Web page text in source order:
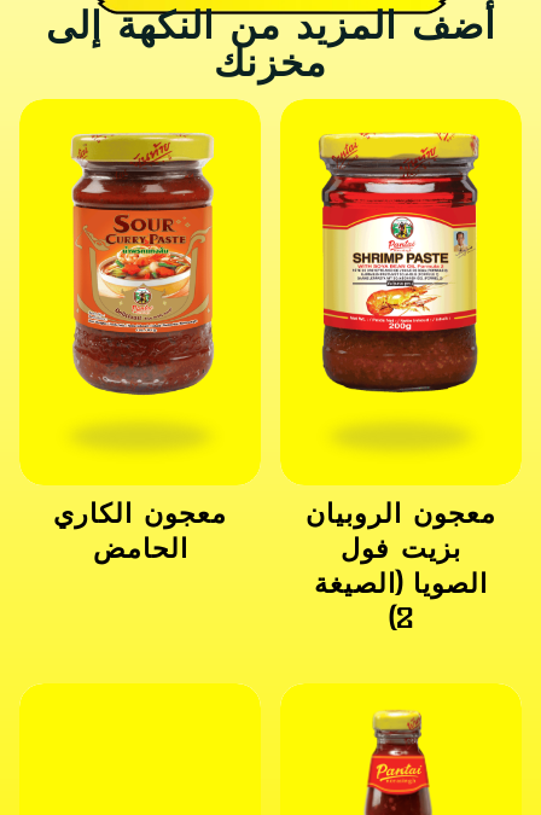
أضف المزيد من النكهة إلى
مخزنك
معجون الكاري
الحامض
معجون الروبيان
بزيت فول
الصويا (الصيغة
2)